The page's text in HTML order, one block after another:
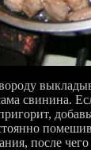
свинина.
после